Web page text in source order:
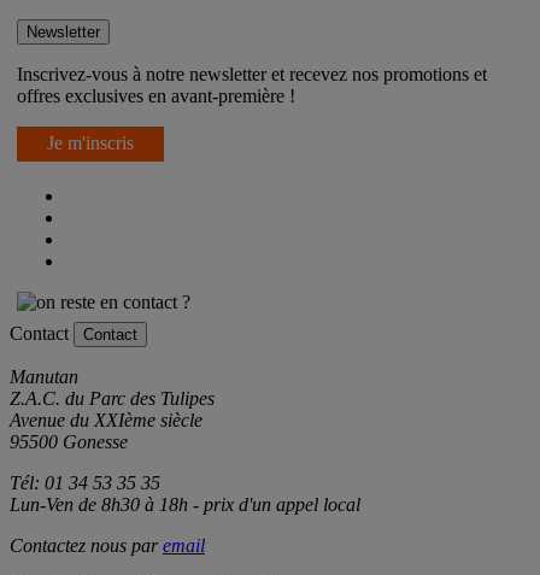
Newsletter
Inscrivez-vous à notre newsletter et recevez nos promotions et
offres exclusives en avant-première !
Je m'inscris
Contact Contact
Manutan
Z.A.C. du Parc des Tulipes
Avenue du XXIème siècle
95500 Gonesse
Tél: 01 34 53 35 35
Lun-Ven de 8h30 à 18h - prix d'un appel local
Contactez nous paremail